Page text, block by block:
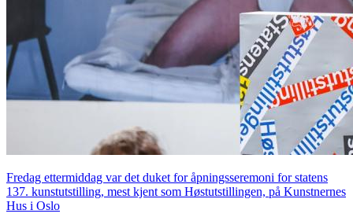
Fredag ettermiddag var det duket for åpningsseremoni for statens
137. kunstutstilling, mest kjent som Høstutstillingen, på Kunstnernes
Hus i Oslo